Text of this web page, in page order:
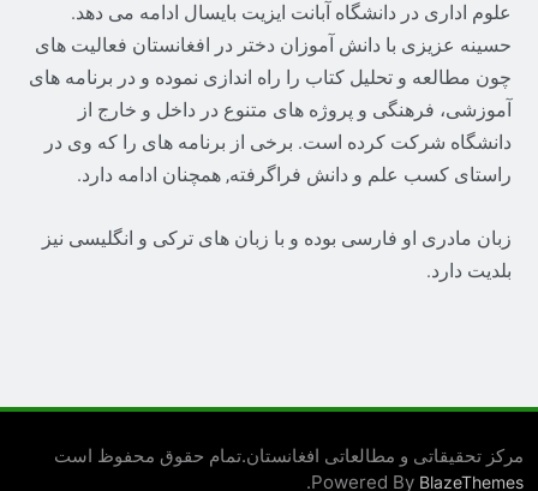
علوم اداری در دانشگاه آبانت ایزیت بایسال ادامه می دهد.
حسینه عزیزی با دانش آموزان دختر در افغانستان فعالیت های
چون مطالعه و تحلیل کتاب را راه اندازی نموده و در برنامه های
آموزشی، فرهنگی و پروژه های متنوع در داخل و خارج از
دانشگاه شرکت کرده است. برخی از برنامه های را که وی در
راستای کسب علم و دانش فراگرفته, همچنان ادامه دارد.
زبان مادری او فارسی بوده و با زبان های ترکی و انگلیسی نیز
بلدیت دارد.
مرکز تحقیقاتی و مطالعاتی افغانستان.تمام حقوق محفوظ است
Powered ByBlazeThemes
.